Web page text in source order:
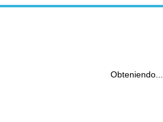
Obteniendo...